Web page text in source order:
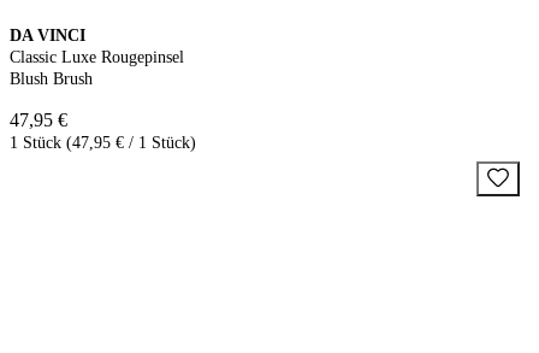
DA VINCI
Classic Luxe Rougepinsel
Blush Brush
47,95 €
1 Stück (47,95 € / 1 Stück)